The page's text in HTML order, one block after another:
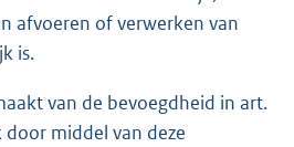
afvoeren of verwerken van
is.
van de bevoegdheid in art.
middel van deze